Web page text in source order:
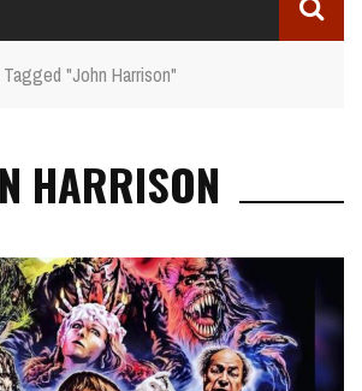
"John Harrison"
HARRISON